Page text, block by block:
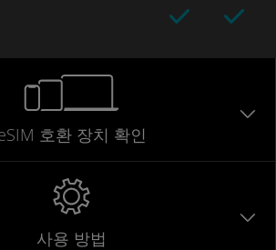
호환 장치 확인
사용 방법